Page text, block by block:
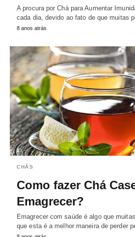
A procura por Chá para Aumentar
cada dia, devido ao fato de que muitas
8 anos atrás
CHÁS
Como fazer Chá
Emagrecer?
Emagrecer com saúde é algo que
que esta é a melhor maneira de perder